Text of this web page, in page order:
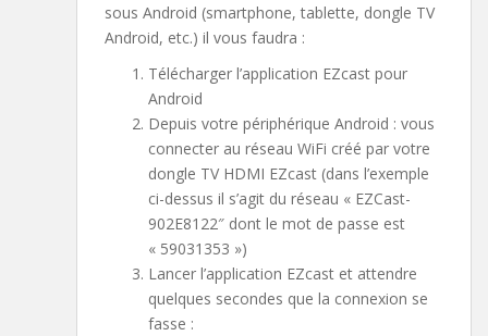
sous Android (smartphone, tablette, dongle TV
Android, etc.) il vous faudra :
Télécharger l’application EZcast pour
Android
Depuis votre périphérique Android : vous
connecter au réseau WiFi créé par votre
dongle TV HDMI EZcast (dans l’exemple
ci-dessus il s’agit du réseau « EZCast-
902E8122″ dont le mot de passe est
« 59031353 »)
Lancer l’application EZcast et attendre
quelques secondes que la connexion se
fasse :